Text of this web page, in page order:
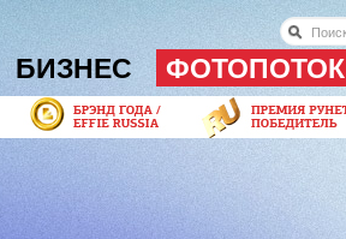
БИЗНЕС ФОТОПОТОК